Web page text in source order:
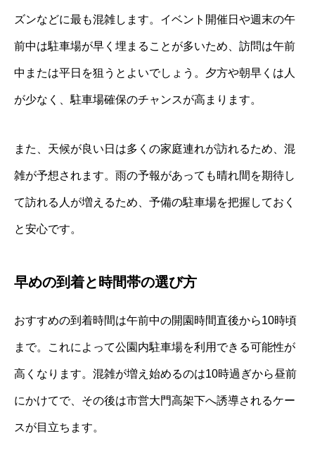
ズンなどに最も混雑します。イベント開催日や週末の午
前中は駐車場が早く埋まることが多いため、訪問は午前
中または平日を狙うとよいでしょう。夕方や朝早くは人
が少なく、駐車場確保のチャンスが高まります。
また、天候が良い日は多くの家庭連れが訪れるため、混
雑が予想されます。雨の予報があっても晴れ間を期待し
て訪れる人が増えるため、予備の駐車場を把握しておく
と安心です。
早めの到着と時間帯の選び方
おすすめの到着時間は午前中の開園時間直後から10時頃
まで。これによって公園内駐車場を利用できる可能性が
高くなります。混雑が増え始めるのは10時過ぎから昼前
にかけてで、その後は市営大門高架下へ誘導されるケー
スが目立ちます。